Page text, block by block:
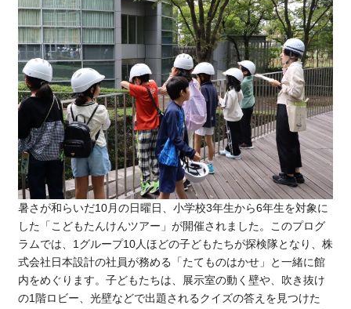
暑さが和らいだ10月の日曜日、小学校3年生から6年生を対象に
した「こどもたんけんツアー」が開催されました。このプログ
ラムでは、1グループ10人ほどの子どもたちが探検隊となり、株
式会社日本設計の社員が務める「たてものはかせ」と一緒に館
内をめぐります。子どもたちは、展示室の動く壁や、吹き抜け
の1階ロビー、光壁などで出題されるクイズの答えを見つけた